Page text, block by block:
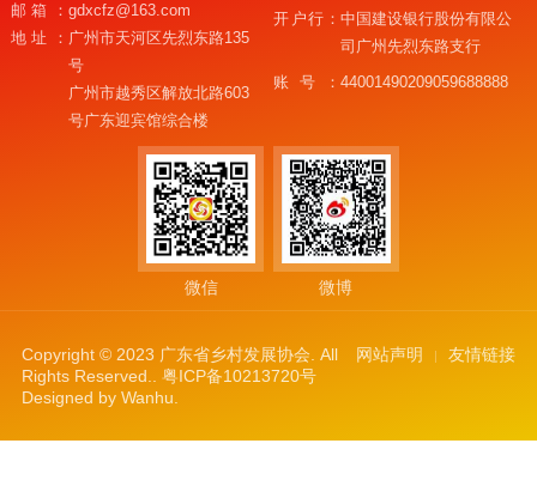
邮箱： gdxcfz@163.com
地址： 广州市天河区先烈东路135
号
广州市越秀区解放北路603
号广东迎宾馆综合楼
开户行：中国建设银行股份有限公
司广州先烈东路支行
账号：44001490209059688888
微信 微博
网站声明 友情链接
Copyright © 2023 广东省乡村发展协会. All
Rights Reserved.. 粤ICP备10213720号
Designed by Wanhu.